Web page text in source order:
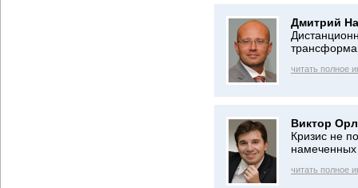
Дмитрий
читать полное
Виктор
Кризис не
читать полное